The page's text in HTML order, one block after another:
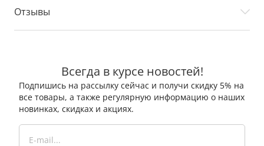
Отзывы
Всегда в курсе новостей!
Подпишись на рассылку сейчас и получи скидку 5% на
все товары, а также регулярную информацию о наших
новинках, скидках и акциях.